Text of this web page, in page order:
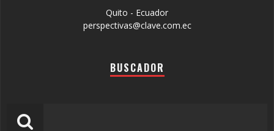
Quito - Ecuador
perspectivas@clave.com.ec
BUSCADOR